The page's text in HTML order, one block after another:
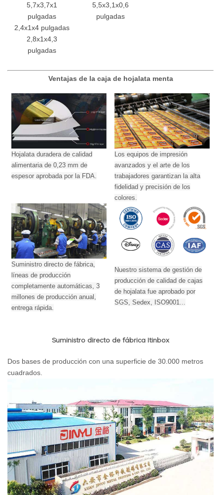
5,7x3,7x1
pulgadas
2,4x1x4 pulgadas
2,8x1x4,3
pulgadas
5,5x3,1x0,6
pulgadas
Ventajas de la caja de hojalata menta
Hojalata duradera de calidad
alimentaria de 0,23 mm de
espesor aprobada por la FDA.
Los equipos de impresión
avanzados y el arte de los
trabajadores garantizan la alta
fidelidad y precisión de los
colores.
Suministro directo de fábrica,
líneas de producción
completamente automáticas, 3
millones de producción anual,
entrega rápida.
Nuestro sistema de gestión de
producción de calidad de cajas
de hojalata fue aprobado por
SGS, Sedex, ISO9001...
Suministro directo de fábrica Itinbox
Dos bases de producción con una superficie de 30.000 metros
cuadrados.